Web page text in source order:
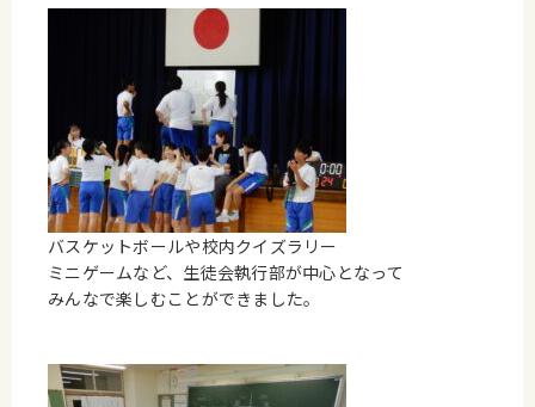
バスケットボールや校内クイズラリー
ミニゲームなど、生徒会執行部が中心となって
みんなで楽しむことができました。